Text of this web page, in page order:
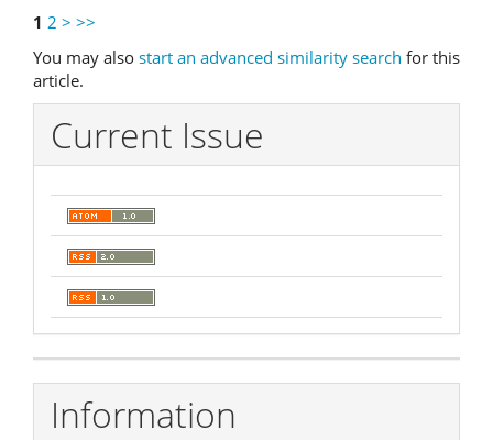
1 2 > >>
You may also start an advanced similarity search for this
article.
Current Issue
Information